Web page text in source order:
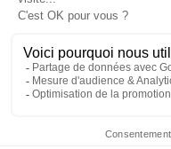
© 2026 Réseau